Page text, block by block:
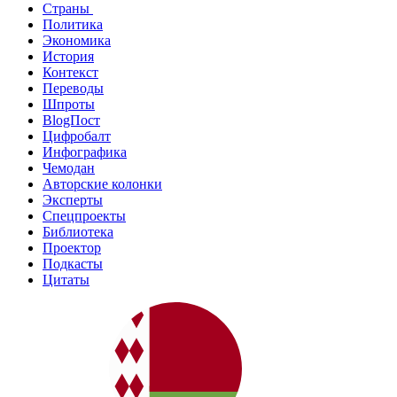
Страны
Политика
Экономика
История
Контекст
Переводы
Шпроты
BlogПост
Цифробалт
Инфографика
Чемодан
Авторские колонки
Эксперты
Спецпроекты
Библиотека
Проектор
Подкасты
Цитаты